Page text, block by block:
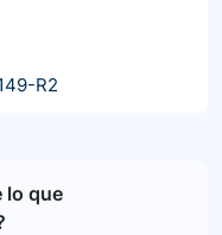
R2
lo que